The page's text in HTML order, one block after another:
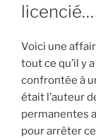
licencié…
Voici une
tout ce qu’il y
confrontée à
était l’auteur
permanentes
pour arrêter